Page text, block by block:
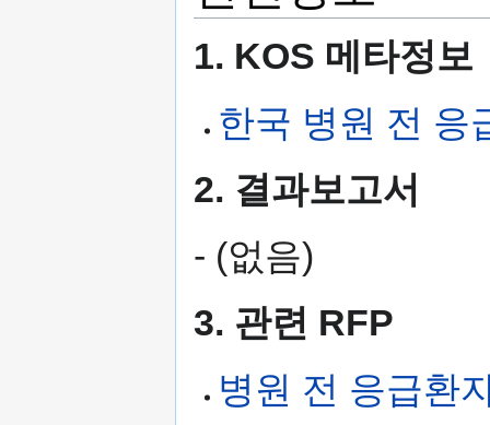
1. KOS 메타정보
한국 병원 전 응
2. 결과보고서
- (없음)
3. 관련 RFP
병원 전 응급환